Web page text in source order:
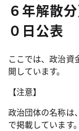
６年解散
０日公表
ここでは、政治資
開しています。
【注意】
政治団体の名称は
で掲載しています。